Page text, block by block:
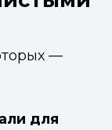
—
для